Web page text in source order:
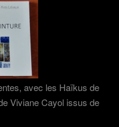
avec les Haïkus de
Viviane Cayol issus de